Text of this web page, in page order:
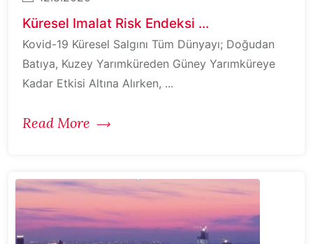
Küresel Imalat Risk Endeksi ...
Kovid-19 Küresel Salgını Tüm Dünyayı; Doğudan
Batıya, Kuzey Yarımküreden Güney Yarımküreye
Kadar Etkisi Altına Alırken, ...
Read More